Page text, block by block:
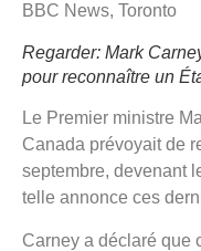
BBC News, Toronto
Regarder: Mark
pour reconnaître un
Le Premier ministre
Canada prévoyait de
septembre, devenant
telle annonce ces
Carney a déclaré que